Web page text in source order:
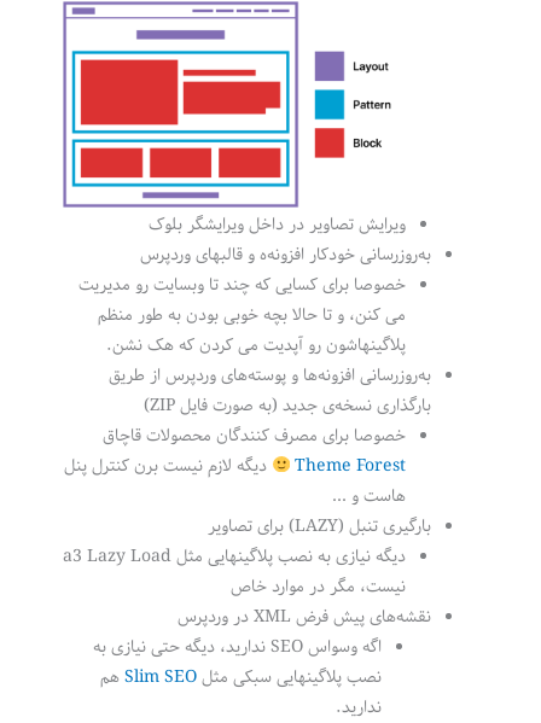
ویرایش تصاویر در داخل ویرایشگر بلوک
به‌روزرسانی خودکار افزونه‌ه و قالبهای وردپرس
خصوصا برای کسایی که چند تا وبسایت رو مدیریت
می کنن، و تا حالا بچه خوبی بودن به طور منظم
پلاگینهاشون رو آپدیت می کردن که هک نشن.
به‌روزرسانی افزونه‌ها و پوسته‌های وردپرس از طریق
بارگذاری نسخه‌ی جدید (به صورت فایل ZIP)
خصوصا برای مصرف کنندگان محصولات قاچاق
Theme Forest
دیگه لازم نیست برن کنترل پنل
هاست و …
بارگیری تنبل (LAZY) برای تصاویر
دیگه نیازی به نصب پلاگینهایی مثل a3 Lazy Load
نیست، مگر در موارد خاص
نقشه‌های پیش فرض XML در وردپرس
اگه وسواس SEO ندارید، دیگه حتی نیازی به
نصب پلاگینهایی سبکی مثلSlim SEO هم
ندارید.